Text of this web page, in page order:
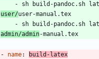
-
user/user-manual.tex
-
admin/admin-manual.tex
- name:
build-latex